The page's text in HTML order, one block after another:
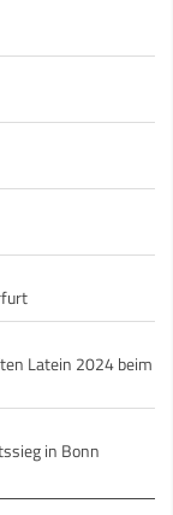
Latein 2024 beim
in Bonn